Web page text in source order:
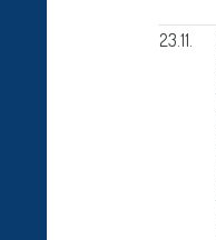
23.11.